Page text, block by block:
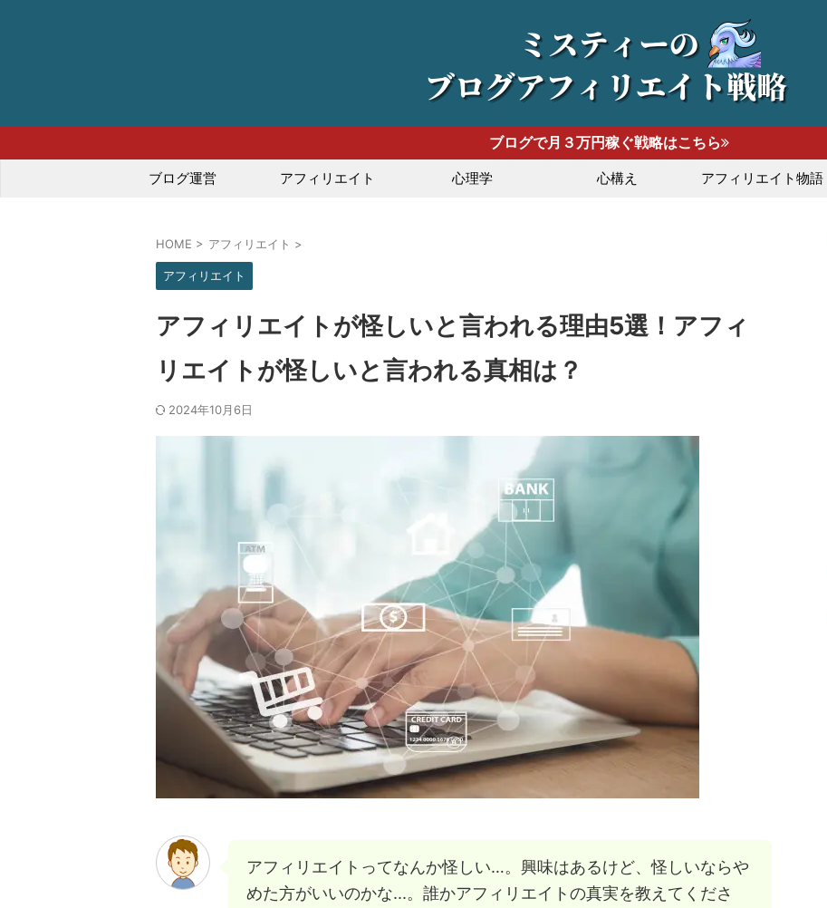
ブログで月３万円稼ぐ戦略はこちら
ブログ運営 アフィリエイト 心理学 心構え アフィリエイト物語
HOME > アフィリエイト >
アフィリエイト
アフィリエイトが怪しいと言われる理由5選！アフィ
リエイトが怪しいと言われる真相は？
2024年10月6日
アフィリエイトってなんか怪しい…。興味はあるけど、怪しいならや
めた方がいいのかな...。誰かアフィリエイトの真実を教えてくださ